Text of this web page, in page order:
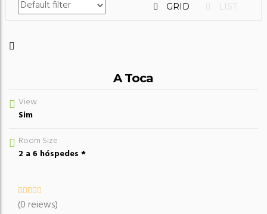
GRID LIST
A Toca
View
Sim
Room Size
2 a 6 hóspedes *
(0 reiews)